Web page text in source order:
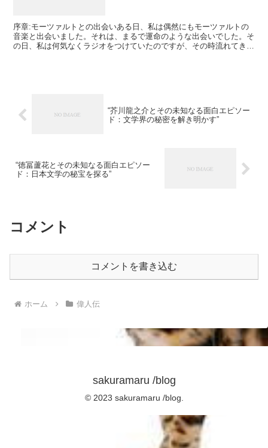
序章:モーツァルトとの出会いある日、私は偶然にもモーツァルトの
音楽と出会いました。それは、まるで運命のような出会いでした。そ
の日、私は何気なくラジオをつけていたのですが、その時流れてきた
“芥川龍之介とその未知なる面白エピソー
ド：文学界の秘密を解き明かす”
“徳冨蘆花とその未知なる面白エピソー
ド：日本文学の秘宝を探る”
コメント
コメントを書き込む
ホーム 偉人伝
sakuramaru /blog
© 2023 sakuramaru /blog.